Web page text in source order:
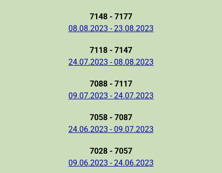
7148 - 7177
08.08.2023 - 23.08.2023
7118 - 7147
24.07.2023 - 08.08.2023
7088 - 7117
09.07.2023 - 24.07.2023
7058 - 7087
24.06.2023 - 09.07.2023
7028 - 7057
09.06.2023 - 24.06.2023